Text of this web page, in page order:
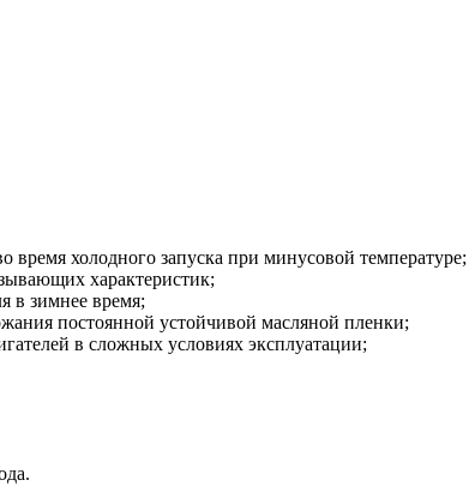
время холодного запуска при минусовой температуре;
характеристик;
в зимнее время;
постоянной устойчивой масляной пленки;
в сложных условиях эксплуатации;